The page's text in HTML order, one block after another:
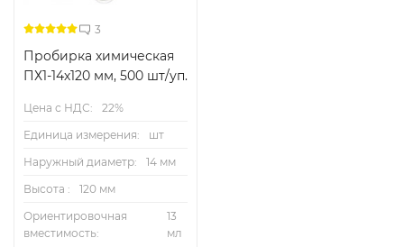
3
Пробирка химическая
ПХ1-14х120 мм, 500 шт/уп.
Цена с НДС:
22%
Единица измерения:
шт
Наружный диаметр:
14 мм
Высота :
120 мм
Ориентировочная
вместимость:
13
мл